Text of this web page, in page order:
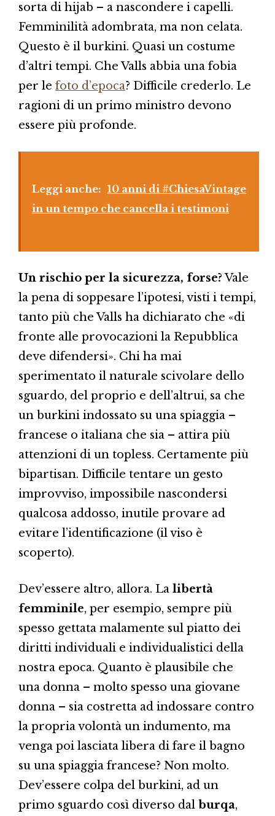
sorta di hijab – a nascondere i capelli.
Femminilità adombrata, ma non celata.
Questo è il burkini. Quasi un costume
d’altri tempi. Che Valls abbia una fobia
per le foto d’epoca? Difficile crederlo. Le
ragioni di un primo ministro devono
essere più profonde.
Leggi anche: 10 anni di #ChiesaVintage
in un tempo che cancella i testimoni
Un rischio per la sicurezza, forse?Vale
la pena di soppesare l’ipotesi, visti i tempi,
tanto più che Valls ha dichiarato che «di
fronte alle provocazioni la Repubblica
deve difendersi». Chi ha mai
sperimentato il naturale scivolare dello
sguardo, del proprio e dell’altrui, sa che
un burkini indossato su una spiaggia –
francese o italiana che sia – attira più
attenzioni di un topless. Certamente più
bipartisan. Difficile tentare un gesto
improvviso, impossibile nascondersi
qualcosa addosso, inutile provare ad
evitare l’identificazione (il viso è
scoperto).
Dev’essere altro, allora. La libertà
femminile, per esempio, sempre più
spesso gettata malamente sul piatto dei
diritti individuali e individualistici della
nostra epoca. Quanto è plausibile che
una donna – molto spesso una giovane
donna – sia costretta ad indossare contro
la propria volontà un indumento, ma
venga poi lasciata libera di fare il bagno
su una spiaggia francese? Non molto.
Dev’essere colpa del burkini, ad un
primo sguardo così diverso dal burqa,